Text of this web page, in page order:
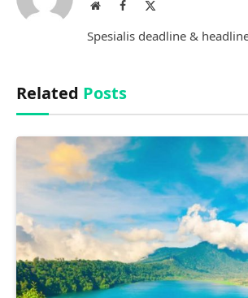
WebsiteFacebook
Spesialis deadline &
Related Posts